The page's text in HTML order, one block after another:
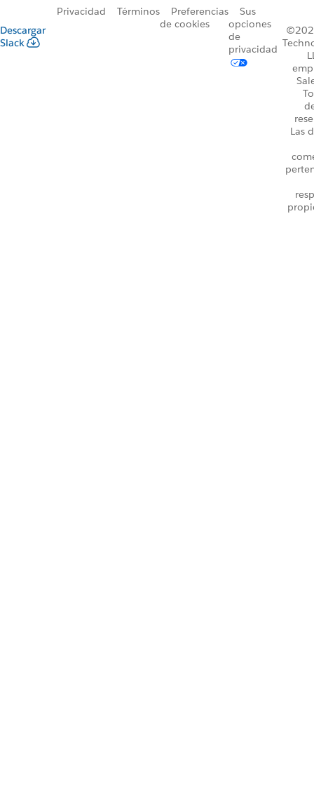
Descargar
Slack
Privacidad Términos
Preferencias
de cookies
Sus
opciones
de
privacidad
Las